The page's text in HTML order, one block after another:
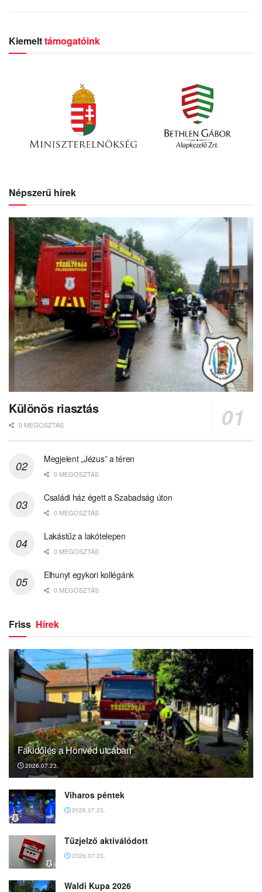
Kiemelttámogatóink
Népszerű hírek
Különös riasztás
0 MEGOSZTÁS
Megjelent „Jézus” a téren
0 MEGOSZTÁS
Családi ház égett a Szabadság úton
0 MEGOSZTÁS
Lakástűz a lakótelepen
0 MEGOSZTÁS
Elhunyt egykori kollégánk
0 MEGOSZTÁS
Friss Hírek
Fakidőlés a Honvéd utcában
2026.07.23.
Viharos péntek
2026.07.23.
Tűzjelző aktiválódott
2026.07.23.
Waldi Kupa 2026